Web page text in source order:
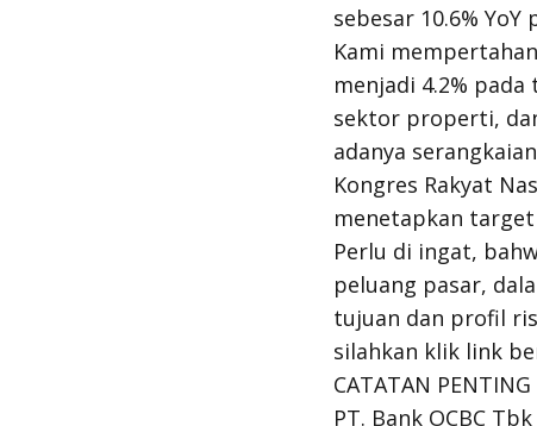
sebesar 10.6%
Kami
menjadi 4.2%
sektor properti,
adanya
Kongres Rakyat
menetapkan
Perlu di ingat,
peluang pasar,
tujuan dan profil
silahkan klik link
CATATAN PENTING
PT. Bank OCBC